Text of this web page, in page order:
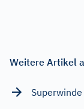
Weitere Artikel